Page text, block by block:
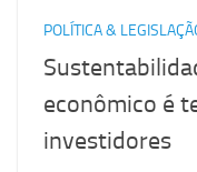
POLÍTICA &
econômico é
investidores